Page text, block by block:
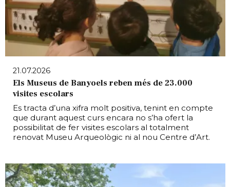
21.07.2026
Els Museus de Banyoels reben més de 23.000
visites escolars
Es tracta d’una xifra molt positiva, tenint en compte
que durant aquest curs encara no s’ha ofert la
possibilitat de fer visites escolars al totalment
renovat Museu Arqueològic ni al nou Centre d’Art.